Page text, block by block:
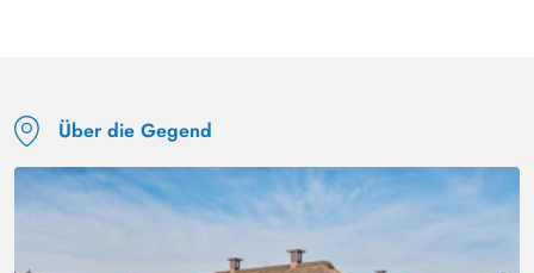
Über die Gegend